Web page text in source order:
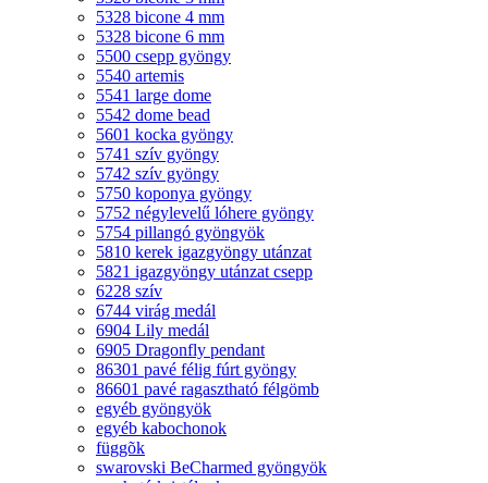
5328 bicone 4 mm
5328 bicone 6 mm
5500 csepp gyöngy
5540 artemis
5541 large dome
5542 dome bead
5601 kocka gyöngy
5741 szív gyöngy
5742 szív gyöngy
5750 koponya gyöngy
5752 négylevelű lóhere gyöngy
5754 pillangó gyöngyök
5810 kerek igazgyöngy utánzat
5821 igazgyöngy utánzat csepp
6228 szív
6744 virág medál
6904 Lily medál
6905 Dragonfly pendant
86301 pavé félig fúrt gyöngy
86601 pavé ragasztható félgömb
egyéb gyöngyök
egyéb kabochonok
függõk
swarovski BeCharmed gyöngyök